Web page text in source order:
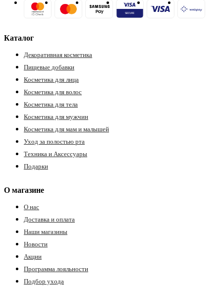
Каталог
Декоративная косметика
Пищевые добавки
Косметика для лица
Косметика для волос
Косметика для тела
Косметика для мужчин
Косметика для мам и малышей
Уход за полостью рта
Техника и Аксессуары
Подарки
О магазине
О нас
Доставка и оплата
Наши магазины
Новости
Акции
Программа лояльности
Подбор ухода